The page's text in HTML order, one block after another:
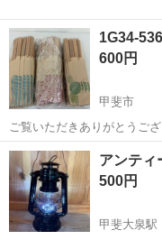
1G34-
600円
甲斐市
ご覧いただきありがとうご
ジ破損品になります ※商品
山梨 甲斐市
アンティ
500円
甲斐大泉駅